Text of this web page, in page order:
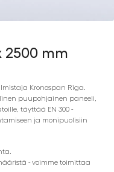
2500 mm
Kronospan Riga.
puupohjainen paneeli,
täyttää EN 300 -
ja monipuolisiin
- voimme toimittaa